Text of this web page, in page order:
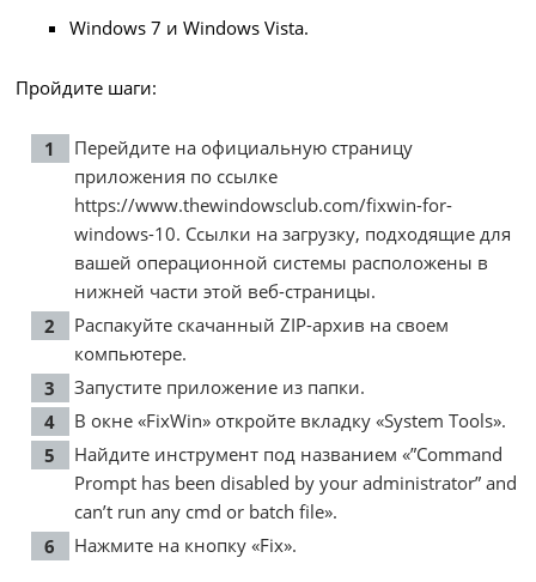
Windows 7 и Windows Vista.
Пройдите шаги:
Перейдите на официальную страницу
приложения по ссылке
https://www.thewindowsclub.com/fixwin-for-
windows-10. Ссылки на загрузку, подходящие для
вашей операционной системы расположены в
нижней части этой веб-страницы.
Распакуйте скачанный ZIP-архив на своем
компьютере.
Запустите приложение из папки.
В окне «FixWin» откройте вкладку «System Tools».
Найдите инструмент под названием «”Command
Prompt has been disabled by your administrator” and
can’t run any cmd or batch file».
Нажмите на кнопку «Fix».